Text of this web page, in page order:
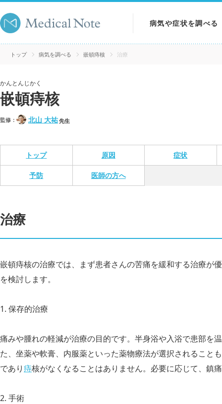
病気や症状を調べる
病気を調べる
トップ 病気を調べる 嵌頓痔核 治療
かんとんじかく
嵌頓痔核
監修： 北山 大祐先生
トップ 原因 症状
予防 医師の方へ
治療
嵌頓痔核の治療では、まず患者さんの苦痛を緩和する治療が
を検討します。
1. 保存的治療
痛みや腫れの軽減が治療の目的です。半身浴や入浴で患部を
た、坐薬や軟膏、内服薬といった薬物療法が選択されること
であり痔核がなくなることはありません。必要に応じて、鎮
2. 手術